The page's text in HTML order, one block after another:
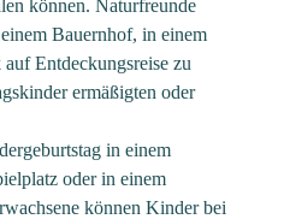
können. Naturfreunde
Bauernhof, in einem
Entdeckungsreise zu
ermäßigten oder
in einem
oder in einem
können Kinder bei